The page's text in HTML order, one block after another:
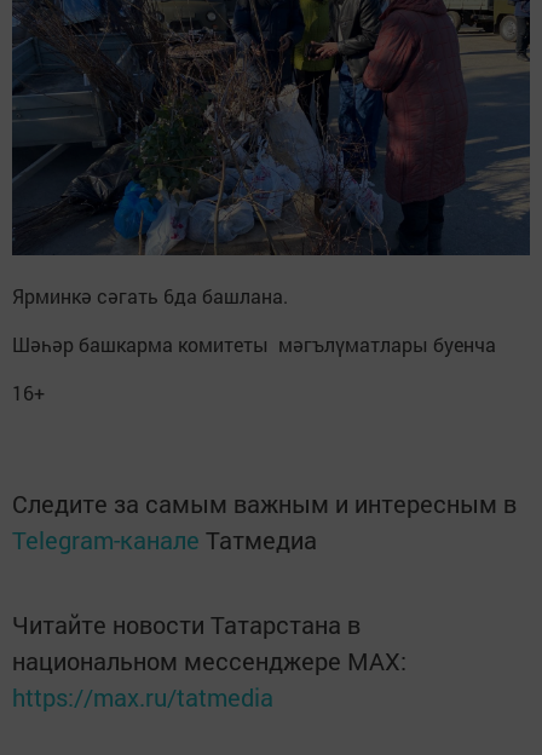
Ярминкә сәгать 6да башлана.
Шәһәр башкарма комитеты мәгълүматлары буенча
16+
Следите за самым важным и интересным в
Telegram-канале Татмедиа
Читайте новости Татарстана в
национальном мессенджере MАХ:
https://max.ru/tatmedia